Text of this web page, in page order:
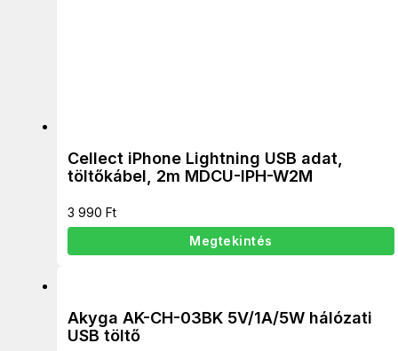
Cellect iPhone Lightning USB adat,
töltőkábel, 2m MDCU-IPH-W2M
3 990 Ft
Megtekintés
Akyga AK-CH-03BK 5V/1A/5W hálózati
USB töltő